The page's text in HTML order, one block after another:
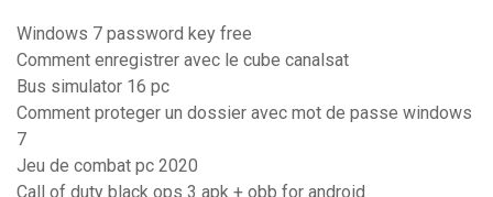
Windows 7 password key free
Comment enregistrer avec le cube canalsat
Bus simulator 16 pc
Comment proteger un dossier avec mot de passe windows
7
Jeu de combat pc 2020
Call of duty black ops 3 apk + obb for android